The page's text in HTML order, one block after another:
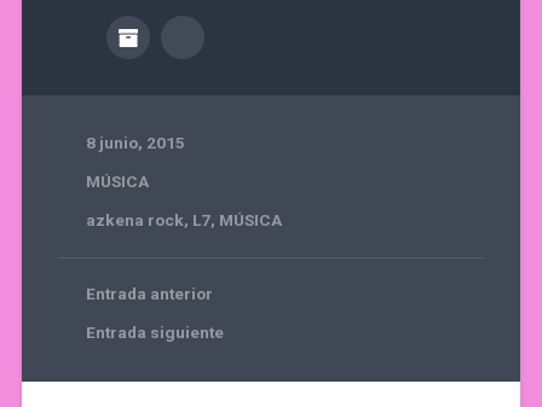
8 junio, 2015
MÚSICA
azkena rock, L7, MÚSICA
Entrada anterior
Entrada siguiente